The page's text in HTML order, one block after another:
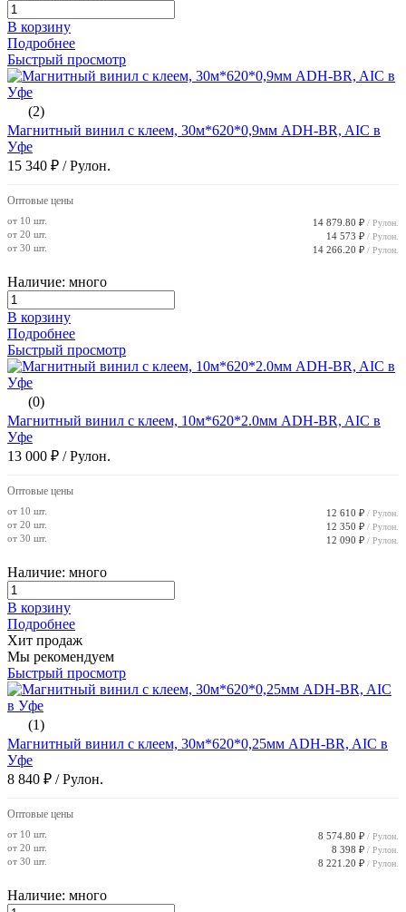
В корзину
Подробнее
Быстрый просмотр
(2)
Магнитный винил с клеем, 30м*620*0,9мм ADH-BR, AIC в
Уфе
15 340 ₽ / Рулон.
Оптовые цены
от 10 шт. 14 879.80 ₽ / Рулон.
от 20 шт. 14 573 ₽ / Рулон.
от 30 шт. 14 266.20 ₽ / Рулон.
Наличие: много
В корзину
Подробнее
Быстрый просмотр
(0)
Магнитный винил с клеем, 10м*620*2.0мм ADH-BR, AIC в
Уфе
13 000 ₽ / Рулон.
Оптовые цены
от 10 шт. 12 610 ₽ / Рулон.
от 20 шт. 12 350 ₽ / Рулон.
от 30 шт. 12 090 ₽ / Рулон.
Наличие: много
В корзину
Подробнее
Хит продаж
Мы рекомендуем
Быстрый просмотр
(1)
Магнитный винил с клеем, 30м*620*0,25мм ADH-BR, AIC в
Уфе
8 840 ₽ / Рулон.
Оптовые цены
от 10 шт. 8 574.80 ₽ / Рулон.
от 20 шт. 8 398 ₽ / Рулон.
от 30 шт. 8 221.20 ₽ / Рулон.
Наличие: много